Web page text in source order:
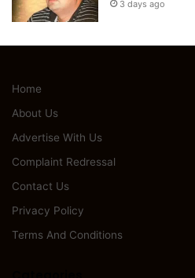
3 days ago
Home
About Us
Advertise With Us
Complaint Redressal
Contact Us
Privacy Policy
Terms And Conditions